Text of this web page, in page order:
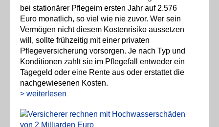
bei stationärer Pflegeim ersten Jahr auf 2.576
Euro monatlich, so viel wie nie zuvor. Wer sein
Vermögen nicht diesem Kostenrisiko aussetzen
will, sollte frühzeitig mit einer privaten
Pflegeversicherung vorsorgen. Je nach Typ und
Konditionen zahlt sie im Pflegefall entweder ein
Tagegeld oder eine Rente aus oder erstattet die
nachgewiesenen Kosten.
> weiterlesen